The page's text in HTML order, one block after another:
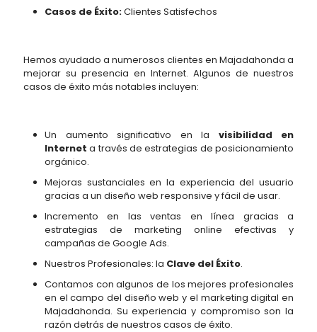
Casos de Éxito:Clientes Satisfechos
Hemos ayudado a numerosos clientes en Majadahonda a
mejorar su presencia en Internet. Algunos de nuestros
casos de éxito más notables incluyen:
Un aumento significativo en la visibilidad en
Internet a través de estrategias de posicionamiento
orgánico.
Mejoras sustanciales en la experiencia del usuario
gracias a un diseño web responsive y fácil de usar.
Incremento en las ventas en línea gracias a
estrategias de marketing online efectivas y
campañas de Google Ads.
Nuestros Profesionales: la Clave del Éxito.
Contamos con algunos de los mejores profesionales
en el campo del diseño web y el marketing digital en
Majadahonda. Su experiencia y compromiso son la
razón detrás de nuestros casos de éxito.